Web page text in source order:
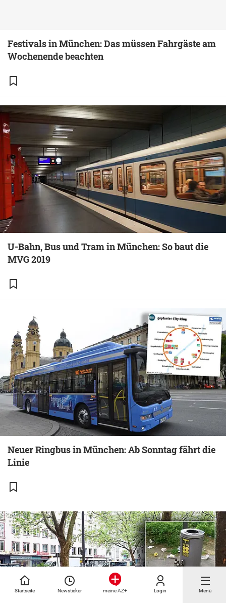
Startseite Newsticker meine AZ+ Login Menü
Festivals in München: Das müssen Fahrgäste am
Wochenende beachten
U-Bahn, Bus und Tram in München: So baut die
MVG 2019
Neuer Ringbus in München: Ab Sonntag fährt die
Linie